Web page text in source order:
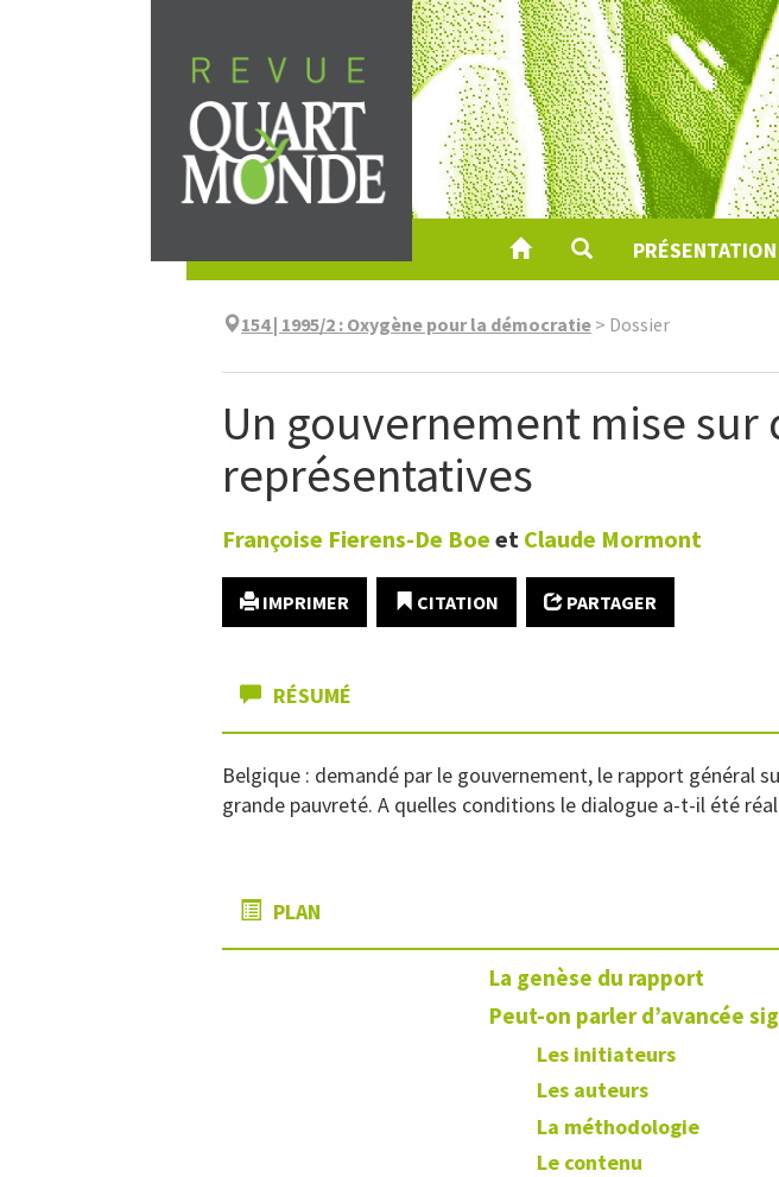
au
contenu
PRÉSENTATION
154 | 1995/2 : Oxygène pour la démocratie > Dossier
Un gouvernement mise sur
représentatives
Françoise Fierens-De Boe et Claude Mormont
IMPRIMER CITATION PARTAGER
RÉSUMÉ
Belgique : demandé par le gouvernement, le rapport général
grande pauvreté. A quelles conditions le dialogue a-t-il été
PLAN
La genèse du rapport
Peut-on parler d’avancée
Les initiateurs
Les auteurs
La méthodologie
Le contenu